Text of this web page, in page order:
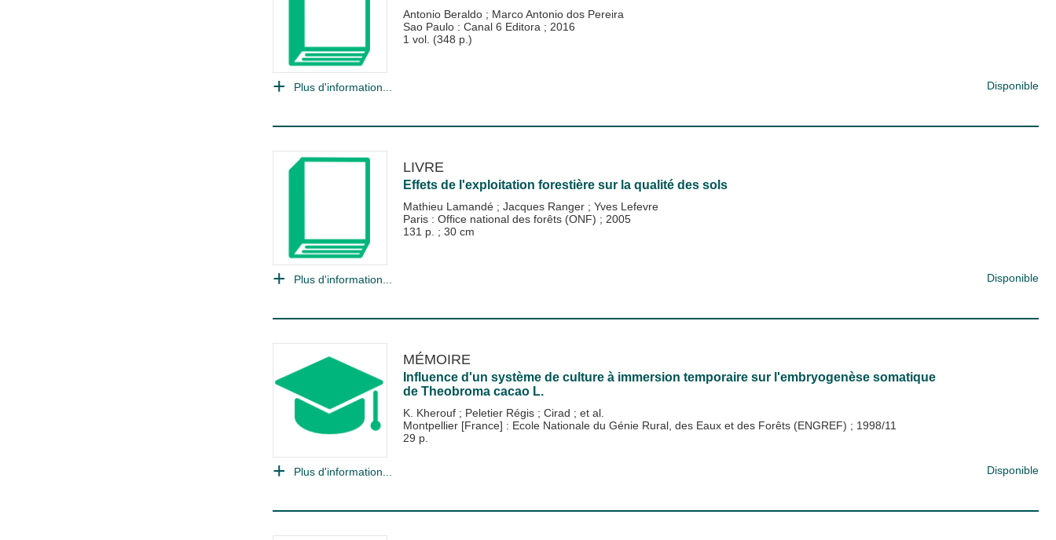
Antonio Beraldo ; Marco Antonio dos Pereira
Sao Paulo : Canal 6 Editora ; 2016
1 vol. (348 p.)
Plus d'information... Disponible
LIVRE
Effets de l'exploitation forestière sur la qualité des sols
Mathieu Lamandé ; Jacques Ranger ; Yves Lefevre
Paris : Office national des forêts (ONF) ; 2005
131 p. ; 30 cm
Plus d'information... Disponible
MÉMOIRE
Influence d'un système de culture à immersion temporaire sur l'embryogenèse somatique
de Theobroma cacao L.
K. Kherouf ; Peletier Régis ; Cirad ; et al.
Montpellier [France] : Ecole Nationale du Génie Rural, des Eaux et des Forêts (ENGREF) ; 1998/11
29 p.
Plus d'information... Disponible